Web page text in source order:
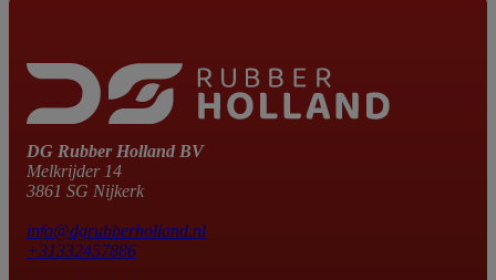
DG Rubber Holland BV
Melkrijder 14
3861 SG Nijkerk
info@dgrubberholland.nl
+31332457886